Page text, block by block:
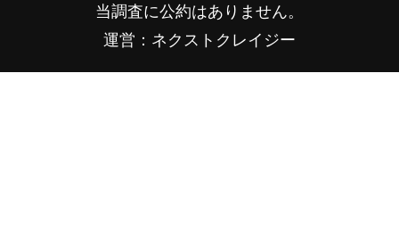
当調査に公約はありません。
運営：ネクストクレイジー